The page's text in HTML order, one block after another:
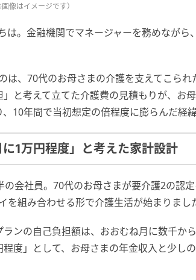
像はイメージです）
は。金融機関でマネージャーを務めながら
は、70代のお母さまの介護を支えてこら
と考えて立てた介護費の見積もりが、お
10年間で当初想定の倍程度に膨らんだ経緯
に1万円程度」と考えた家計設計
の会社員。70代のお母さまが要介護2の認
を組み合わせる形で介護生活が始まりまし
ンの自己負担額は、おおむね月に数千か
度」として、お母さまの年金収入と少し